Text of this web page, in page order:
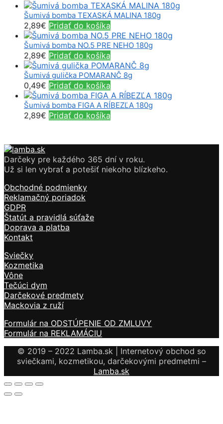
Šumivá bomba TEXASKÁ MALINA 180g
2,89€ Pridať do košíka
Šumivá bomba NO.5 PRE NEHO 180g
2,89€ Pridať do košíka
Šumivá gulička POMARANČ 8g
0,49€ Pridať do košíka
Šumivá bomba FIGA A RÍBEZĽA 180g
2,89€ Pridať do košíka
Darčeky pre každého 365 dní v roku.
Už si len vybrať a potešiť niekoho blízkeho.
Obchodné podmienky
Reklamačný poriadok
GDPR
Štatút a pravidlá súťaže
Doprava a platba
Kontakt
Sviečky
Kozmetika
Vône
Tečúci dym
Darčekové predmety
Mackovia z ruží
Formulár na ODSTÚPENIE OD ZMLUVY
Formulár na REKLAMÁCIU
© 2019 – 2022 Lamba.sk | Internetový obchod so
sviečkami, kozmetikou, darčekovými predmetmi –
Lamba.sk